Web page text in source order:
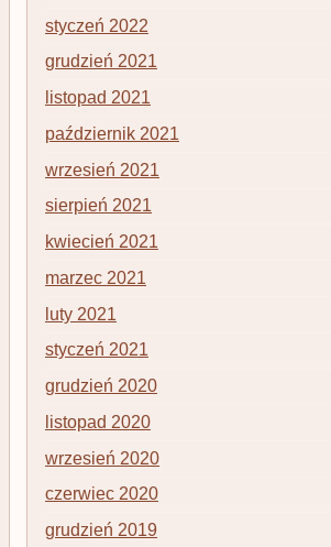
styczeń 2022
grudzień 2021
listopad 2021
październik 2021
wrzesień 2021
sierpień 2021
kwiecień 2021
marzec 2021
luty 2021
styczeń 2021
grudzień 2020
listopad 2020
wrzesień 2020
czerwiec 2020
grudzień 2019